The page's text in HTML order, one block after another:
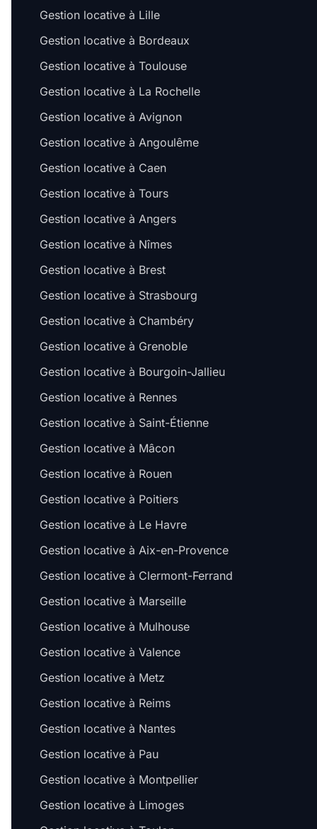
Gestion locative à Lille
Gestion locative à Bordeaux
Gestion locative à Toulouse
Gestion locative à La Rochelle
Gestion locative à Avignon
Gestion locative à Angoulême
Gestion locative à Caen
Gestion locative à Tours
Gestion locative à Angers
Gestion locative à Nîmes
Gestion locative à Brest
Gestion locative à Strasbourg
Gestion locative à Chambéry
Gestion locative à Grenoble
Gestion locative à Bourgoin-Jallieu
Gestion locative à Rennes
Gestion locative à Saint-Étienne
Gestion locative à Mâcon
Gestion locative à Rouen
Gestion locative à Poitiers
Gestion locative à Le Havre
Gestion locative à Aix-en-Provence
Gestion locative à Clermont-Ferrand
Gestion locative à Marseille
Gestion locative à Mulhouse
Gestion locative à Valence
Gestion locative à Metz
Gestion locative à Reims
Gestion locative à Nantes
Gestion locative à Pau
Gestion locative à Montpellier
Gestion locative à Limoges